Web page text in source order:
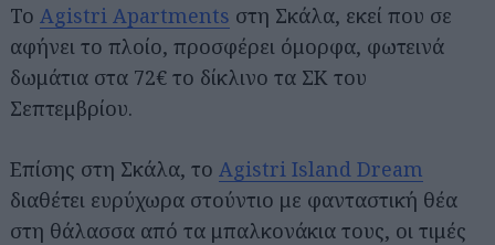
Το Agistri Apartments στη Σκάλα, εκεί που σε
αφήνει το πλοίο, προσφέρει όμορφα, φωτεινά
δωμάτια στα 72€ το δίκλινο τα ΣΚ του
Σεπτεμβρίου.
Επίσης στη Σκάλα, το Agistri Island Dream
διαθέτει ευρύχωρα στούντιο με φανταστική θέα
στη θάλασσα από τα μπαλκονάκια τους, οι τιμές